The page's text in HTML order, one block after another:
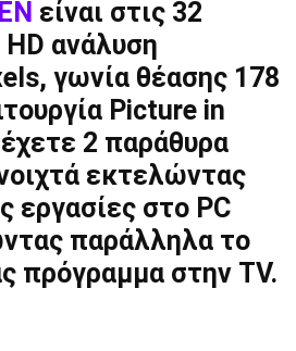
είναι στις 32
ανάλυση
γωνία θέασης 178
Picture in
2 παράθυρα
εκτελώντας
εργασίες στο PC
παράλληλα το
πρόγραμμα στην TV.